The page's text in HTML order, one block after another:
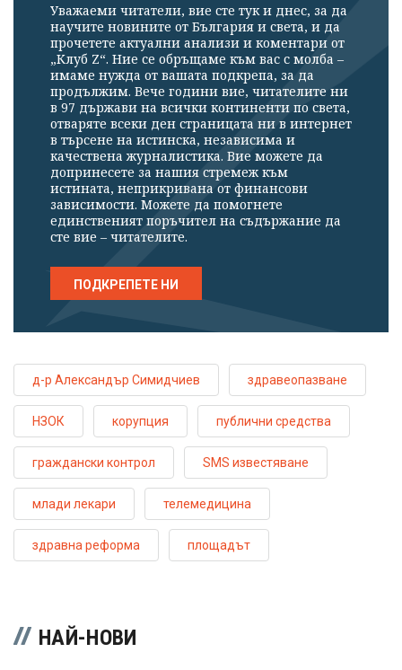
Уважаеми читатели, вие сте тук и днес, за да
научите новините от България и света, и да
прочетете актуални анализи и коментари от
„Клуб Z“. Ние се обръщаме към вас с молба –
имаме нужда от вашата подкрепа, за да
продължим. Вече години вие, читателите ни
в 97 държави на всички континенти по света,
отваряте всеки ден страницата ни в интернет
в търсене на истинска, независима и
качествена журналистика. Вие можете да
допринесете за нашия стремеж към
истината, неприкривана от финансови
зависимости. Можете да помогнете
единственият поръчител на съдържание да
сте вие – читателите.
ПОДКРЕПЕТЕ НИ
д-р Александър Симидчиев здравеопазване
НЗОК корупция публични средства
граждански контрол SMS известяване
млади лекари телемедицина
здравна реформа площадът
НАЙ-НОВИ